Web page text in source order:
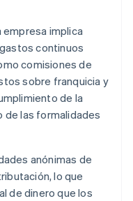
implica
continuos
comisiones de
sobre franquicia y
de la
de las formalidades
anónimas de
lo que
de dinero que los